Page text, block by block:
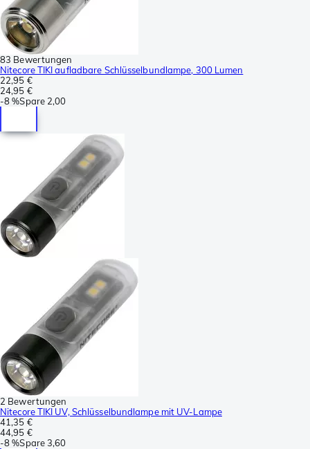
83 Bewertungen
Nitecore TIKI aufladbare Schlüsselbundlampe, 300 Lumen
22,95 €
24,95 €
-8 %Spare 2,00
2 Bewertungen
Nitecore TIKI UV, Schlüsselbundlampe mit UV-Lampe
41,35 €
44,95 €
-8 %Spare3,60